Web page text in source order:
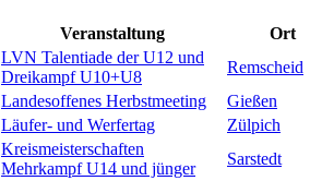
Veranstaltung
Ort
LVN Talentiade der U12 und
Dreikampf U10+U8
Remscheid
Landesoffenes Herbstmeeting
Gießen
Läufer- und Werfertag
Zülpich
Kreismeisterschaften
Mehrkampf U14 und jünger
Sarstedt